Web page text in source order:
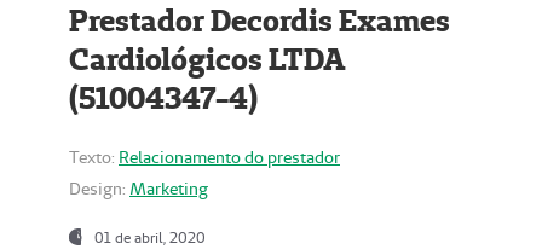
Prestador Decordis Exames
Cardiológicos LTDA
(51004347-4)
Texto: Relacionamento do prestador
Design: Marketing
01 de abril, 2020